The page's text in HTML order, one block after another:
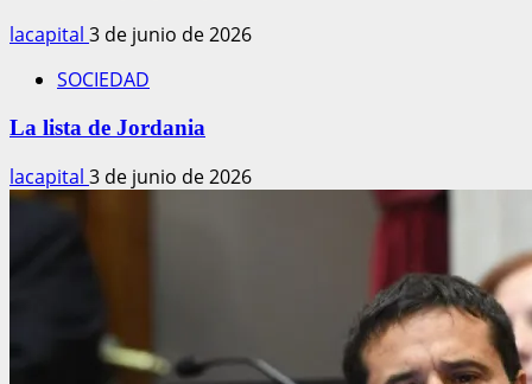
lacapital 3 de junio de 2026
SOCIEDAD
La lista de Jordania
lacapital 3 de junio de 2026